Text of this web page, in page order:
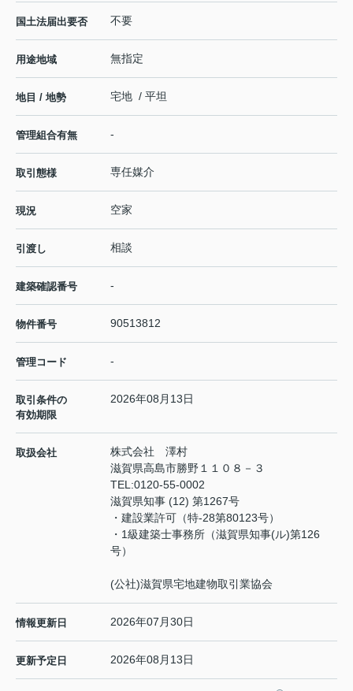
国土法届出要否 不要
用途地域 無指定
地目 / 地勢 宅地 / 平坦
管理組合有無 -
取引態様 専任媒介
現況 空家
引渡し 相談
建築確認番号 -
物件番号 90513812
管理コード -
取引条件の
有効期限
2026年08月13日
取扱会社
株式会社 澤村
滋賀県高島市勝野１１０８－３
TEL:0120-55-0002
滋賀県知事 (12) 第1267号
・建設業許可（特‐28第80123号）
・1級建築士事務所（滋賀県知事(ル)第126
号）
(公社)滋賀県宅地建物取引業協会
情報更新日 2026年07月30日
更新予定日 2026年08月13日